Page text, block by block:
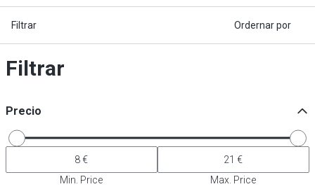
Filtrar Ordernar por
Filtrar
Precio
Min. Price Max. Price